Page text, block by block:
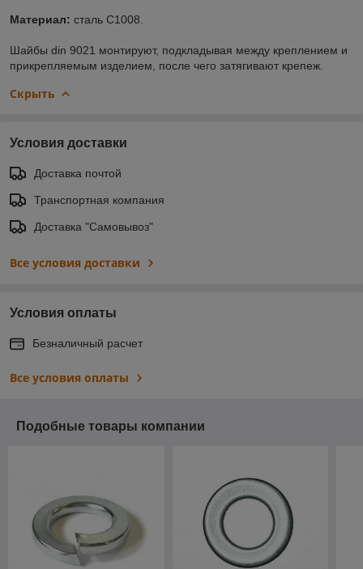
Материал: сталь С1008.
Шайбы din 9021 монтируют, подкладывая между креплением и
прикрепляемым изделием, после чего затягивают крепеж.
Скрыть
Условия доставки
Доставка почтой
Транспортная компания
Доставка "Самовывоз"
Все условия доставки
Условия оплаты
Безналичный расчет
Все условия оплаты
Подобные товары компании